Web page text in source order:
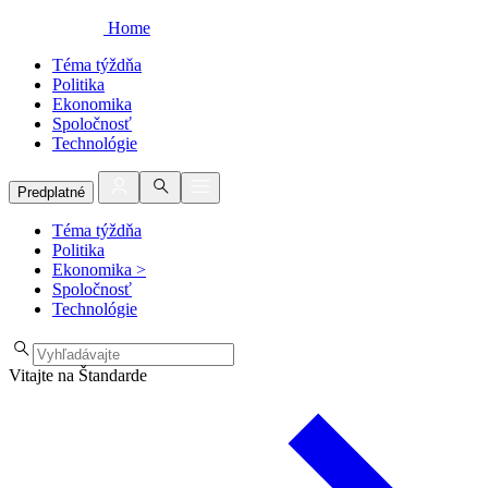
Home
Téma týždňa
Politika
Ekonomika
Spoločnosť
Technológie
Predplatné
Téma týždňa
Politika
Ekonomika >
Spoločnosť
Technológie
Vitajte na Štandarde